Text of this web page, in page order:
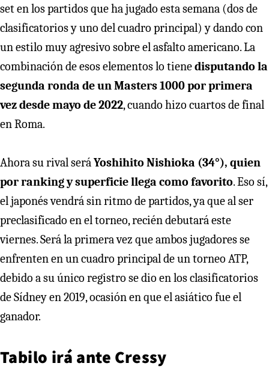
set en los partidos que ha jugado esta semana (dos de
clasificatorios y uno del cuadro principal) y dando con
un estilo muy agresivo sobre el asfalto americano. La
combinación de esos elementos lo tienedisputando la
segunda ronda de un Masters 1000 por primera
vez desde mayo de 2022, cuando hizo cuartos de final
en Roma.
Ahora su rival seráYoshihito Nishioka (34°), quien
por ranking y superficie llega como favorito. Eso sí,
el japonés vendrá sin ritmo de partidos, ya que al ser
preclasificado en el torneo, recién debutará este
viernes. Será la primera vez que ambos jugadores se
enfrenten en un cuadro principal de un torneo ATP,
debido a su único registro se dio en los clasificatorios
de Sídney en 2019, ocasión en que el asiático fue el
ganador.
Tabilo irá ante Cressy